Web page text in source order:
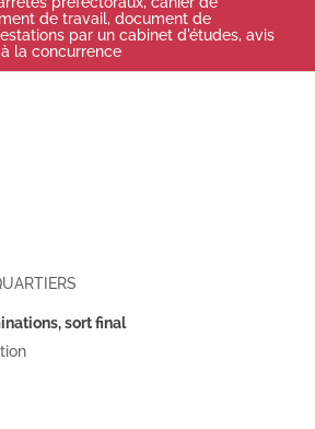
de travail, document de
par un cabinet d'études, avis
la concurrence
sort final